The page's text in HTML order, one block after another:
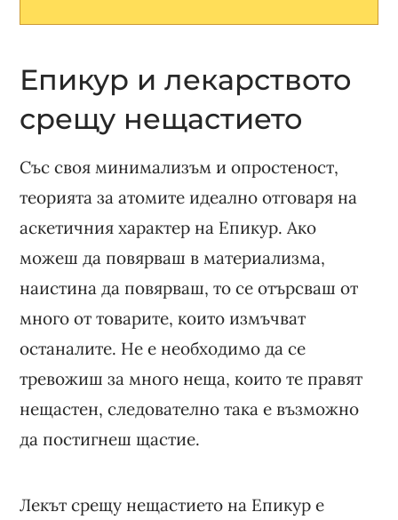
Епикур и лекарството
срещу нещастието
Със своя минимализъм и опростеност,
теорията за атомите идеално отговаря на
аскетичния характер на Епикур. Ако
можеш да повярваш в материализма,
наистина да повярваш, то се отърсваш от
много от товарите, които измъчват
останалите. Не е необходимо да се
тревожиш за много неща, които те правят
нещастен, следователно така е възможно
да постигнеш щастие.
Лекът срещу нещастието на Епикур е